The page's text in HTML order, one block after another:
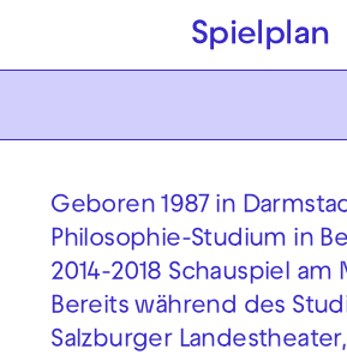
Zum Hauptinhalt
Spielplan
Geboren 1987 in
Philosophie-Studium in
2014-2018 Schauspiel
Bereits während des
Salzburger